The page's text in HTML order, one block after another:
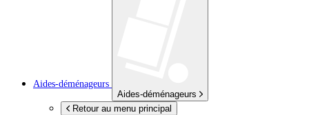
Aides-déménageurs
Aides-déménageurs
Retour au menu principal